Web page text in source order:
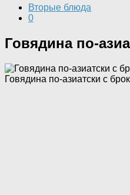
Вторые блюда
0
Говядина по-
Говядина по-азиатски с